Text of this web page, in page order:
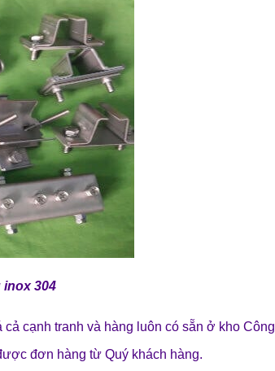
inox 304
cạnh tranh và hàng luôn có sẵn ở kho Công
đơn hàng từ Quý khách hàng.